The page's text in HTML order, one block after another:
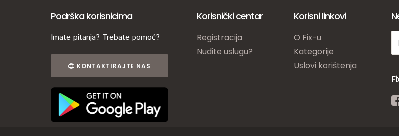
Podrška korisnicima
Imate pitanja? Trebate pomoć?
KONTAKTIRAJTE NAS
Korisnički centar
Registracija
Nudite uslugu?
Korisni linkovi
O Fix-u
Kategorije
Uslovi korištenja